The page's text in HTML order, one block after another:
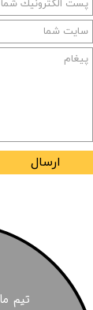
ارسال